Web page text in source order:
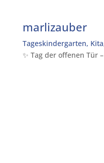
marlizauber
Tageskindergarten,
✨ Tag der offenen Tür